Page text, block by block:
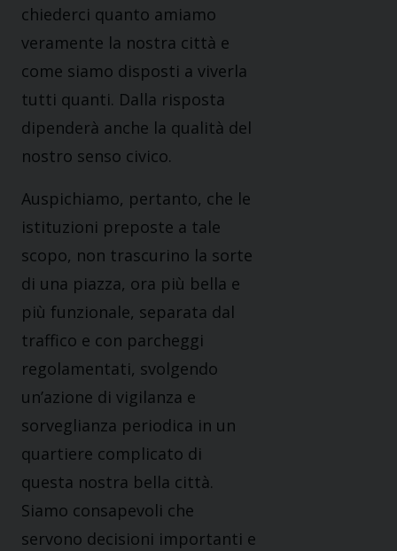
chiederci quanto amiamo
veramente la nostra città e
come siamo disposti a viverla
tutti quanti. Dalla risposta
dipenderà anche la qualità del
nostro senso civico.
Auspichiamo, pertanto, che le
istituzioni preposte a tale
scopo, non trascurino la sorte
di una piazza, ora più bella e
più funzionale, separata dal
traffico e con parcheggi
regolamentati, svolgendo
un’azione di vigilanza e
sorveglianza periodica in un
quartiere complicato di
questa nostra bella città.
Siamo consapevoli che
servono decisioni importanti e